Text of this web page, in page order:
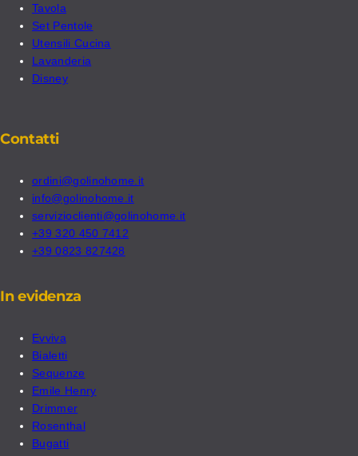
Tavola
Set Pentole
Utensili Cucina
Lavanderia
Disney
Contatti
ordini@golinohome.it
info@golinohome.it
servizioclienti@golinohome.it
+39 320 450 7412
+39 0823 827428
In evidenza
Evviva
Bialetti
Sequenze
Emile Henry
Drimmer
Rosenthal
Bugatti